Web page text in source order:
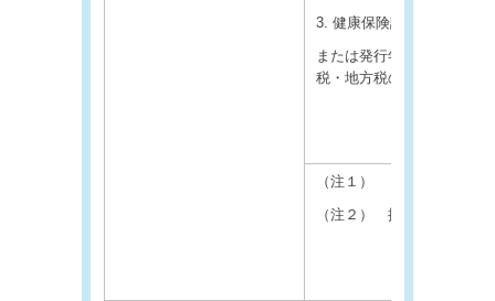
3. 健康保険証（注１）・
または発行年月日の記載
税・地方税の領収書などの
（注１） 「氏名」「住所
（注２） 提示日前６か月